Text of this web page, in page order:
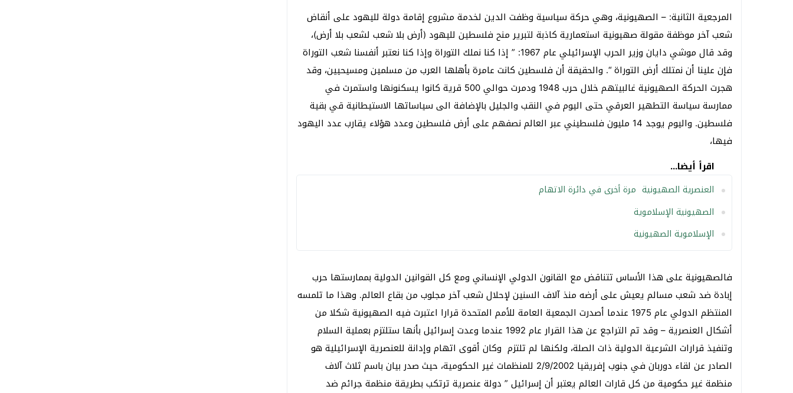
المرجعية الثانية: – الصهيونية، وهي حركة سياسية وظفت الدين لخدمة مشروع إقامة دولة لليهود على أنقاض
شعب آخر موظفة مقولة صهيونية استعمارية كاذبة لتبرير منح فلسطين لليهود (أرض بلا شعب لشعب بلا أرض)،
وقد قال موشي دايان وزير الحرب الإسرائيلي عام 1967: ” إذا كنا نملك التوراة وإذا كنا نعتبر أنفسنا شعب التوراة
فإن علينا أن نمتلك أرض التوراة “. والحقيقة أن فلسطين كانت عامرة بأهلها العرب من مسلمين ومسيحيين، وقد
هجرت الحركة الصهيونية غالبيتهم خلال حرب 1948 ودمرت حوالي 500 قرية كانوا يسكنونها واستمرت في
ممارسة سياسة التطهير العرقي حتى اليوم في النقب والجليل بالإضافة الى سياساتها الاستيطانية قي بقية
فلسطين. واليوم يوجد 14 مليون فلسطيني عبر العالم نصفهم على أرض فلسطين وعدد هؤلاء يقارب عدد اليهود
فيها،
اقرأ أيضا...
العنصرية الصهيونية مرة أخرى في دائرة الاتهام
الصهيونية الإسلاموية
الإسلاموية الصهيونية
فالصهيونية على هذا الأساس تتناقض مع القانون الدولي الإنساني ومع كل القوانين الدولية بممارستها حرب
إبادة ضد شعب مسالم يعيش على أرضه منذ آلاف السنين لإحلال شعب آخر مجلوب من بقاع العالم. وهذا ما تلمسه
المنتظم الدولي عام 1975 عندما أصدرت الجمعية العامة للأمم المتحدة قرارا اعتبرت فيه الصهيونية شكلا من
أشكال العنصرية – وقد تم التراجع عن هذا القرار عام 1992 عندما وعدت إسرائيل بأنها ستلتزم بعملية السلام
وتنفيذ قرارات الشرعية الدولية ذات الصلة، ولكنها لم تلتزم وكان أقوى اتهام وإدانة للعنصرية الإسرائيلية هو
الصادر عن لقاء دوربان في جنوب إفريقيا 2/9/2002 للمنظمات غير الحكومية، حيث صدر بيان باسم ثلاث آلاف
منظمة غير حكومية من كل قارات العالم يعتبر أن إسرائيل ” دولة عنصرية ترتكب بطريقة منظمة جرائم ضد